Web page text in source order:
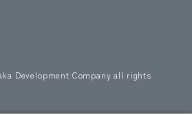
Development Company all rights